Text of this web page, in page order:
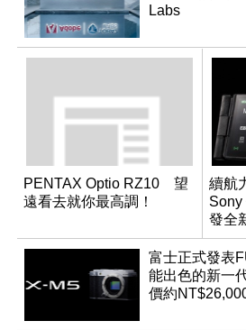
Labs
PENTAX Optio RZ10 望
遠看去就你最高調！
續航
Sony
發全
富士正式發表
能出色的新一
價約